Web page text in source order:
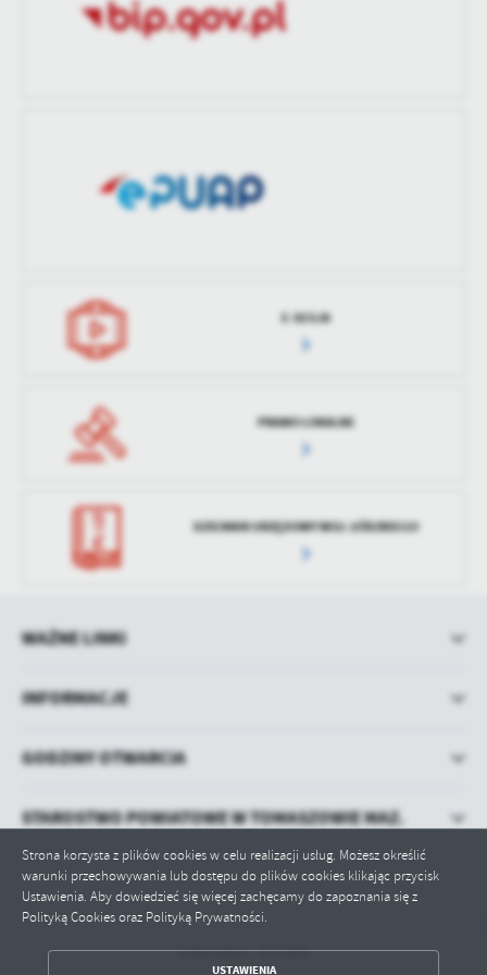
Strona korzysta z plików cookies w celu realizacji usług. Możesz określić
warunki przechowywania lub dostępu do plików cookies klikając przycisk
Ustawienia. Aby dowiedzieć się więcej zachęcamy do zapoznania się z
Polityką Cookies oraz Polityką Prywatności.
USTAWIENIA
E-SESJA
PRAWO LOKALNE
DZIENNIK URZĘDOWY WOJ. ŁÓDZKIEGO
WAŻNE LINKI
INFORMACJE
GODZINY OTWARCIA
STAROSTWO POWIATOWE W TOMASZOWIE MAZ.
Odwiedzin: 1553204